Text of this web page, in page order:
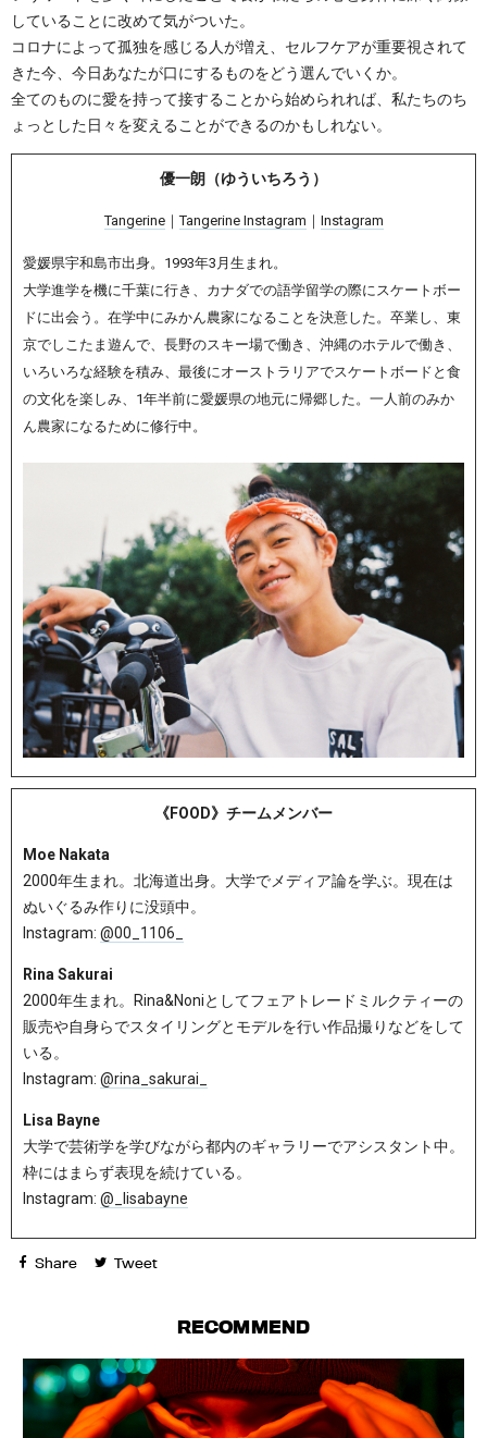
していることに改めて気がついた。
コロナによって孤独を感じる人が増え、セルフケアが重要視されて
きた今、今日あなたが口にするものをどう選んでいくか。
全てのものに愛を持って接することから始められれば、私たちのち
ょっとした日々を変えることができるのかもしれない。
優一朗（ゆういちろう）
Tangerine｜Tangerine Instagram ｜ Instagram
愛媛県宇和島市出身。1993年3月生まれ。
大学進学を機に千葉に行き、カナダでの語学留学の際にスケートボー
ドに出会う。在学中にみかん農家になることを決意した。卒業し、東
京でしこたま遊んで、長野のスキー場で働き、沖縄のホテルで働き、
いろいろな経験を積み、最後にオーストラリアでスケートボードと食
の文化を楽しみ、1年半前に愛媛県の地元に帰郷した。一人前のみか
ん農家になるために修行中。
《FOOD》チームメンバー
Moe Nakata
2000年生まれ。北海道出身。大学でメディア論を学ぶ。現在は
ぬいぐるみ作りに没頭中。
Instagram: @00_1106_
Rina Sakurai
2000年生まれ。Rina&Noniとしてフェアトレードミルクティーの
販売や自身らでスタイリングとモデルを行い作品撮りなどをして
いる。
Instagram: @rina_sakurai_
Lisa Bayne
大学で芸術学を学びながら都内のギャラリーでアシスタント中。
枠にはまらず表現を続けている。
Instagram: @_lisabayne
Share Tweet
RECOMMEND